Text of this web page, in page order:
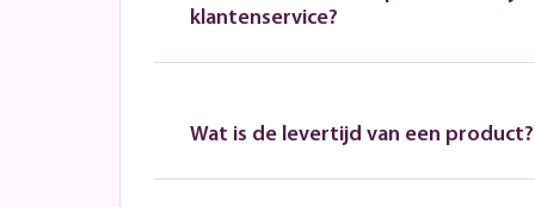
klantenservice?
Wat is de levertijd van een product?